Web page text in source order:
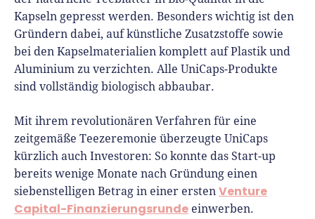
Kapseln gepresst werden. Besonders wichtig ist den
Gründern dabei, auf künstliche Zusatzstoffe sowie
bei den Kapselmaterialien komplett auf Plastik und
Aluminium zu verzichten. Alle UniCaps-Produkte
sind vollständig biologisch abbaubar.
Mit ihrem revolutionären Verfahren für eine
zeitgemäße Teezeremonie überzeugte UniCaps
kürzlich auch Investoren: So konnte das Start-up
bereits wenige Monate nach Gründung einen
siebenstelligen Betrag in einer ersten Venture
Capital-Finanzierungsrunde einwerben.